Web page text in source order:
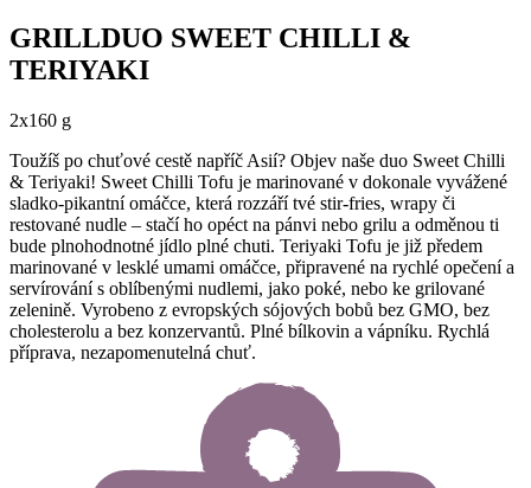
GRILLDUO SWEET CHILLI &
TERIYAKI
2x160 g
Toužíš po chuťové cestě napříč Asií? Objev naše duo Sweet Chilli
& Teriyaki! Sweet Chilli Tofu je marinované v dokonale vyvážené
sladko-pikantní omáčce, která rozzáří tvé stir-fries, wrapy či
restované nudle – stačí ho opéct na pánvi nebo grilu a odměnou ti
bude plnohodnotné jídlo plné chuti. Teriyaki Tofu je již předem
marinované v lesklé umami omáčce, připravené na rychlé opečení a
servírování s oblíbenými nudlemi, jako poké, nebo ke grilované
zelenině. Vyrobeno z evropských sójových bobů bez GMO, bez
cholesterolu a bez konzervantů. Plné bílkovin a vápníku. Rychlá
příprava, nezapomenutelná chuť.